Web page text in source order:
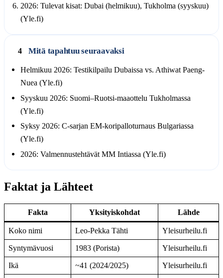
2026: Tulevat kisat: Dubai (helmikuu), Tukholma (syyskuu)
(Yle.fi)
4 Mitä tapahtuu seuraavaksi
Helmikuu 2026: Testikilpailu Dubaissa vs. Athiwat Paeng-
Nuea (Yle.fi)
Syyskuu 2026: Suomi–Ruotsi-maaottelu Tukholmassa
(Yle.fi)
Syksy 2026: C-sarjan EM-koripalloturnaus Bulgariassa
(Yle.fi)
2026: Valmennustehtävät MM Intiassa (Yle.fi)
Faktat ja Lähteet
Fakta Yksityiskohdat Lähde
Koko nimi Leo-Pekka Tähti Yleisurheilu.fi
Syntymävuosi 1983 (Porista) Yleisurheilu.fi
Ikä ~41 (2024/2025) Yleisurheilu.fi